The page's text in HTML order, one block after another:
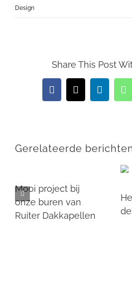
Design
Share This Post
Facebook
X LinkedIn
Gerelateerde
Mooi project bij
onze buren van
Ruiter Dakkapellen